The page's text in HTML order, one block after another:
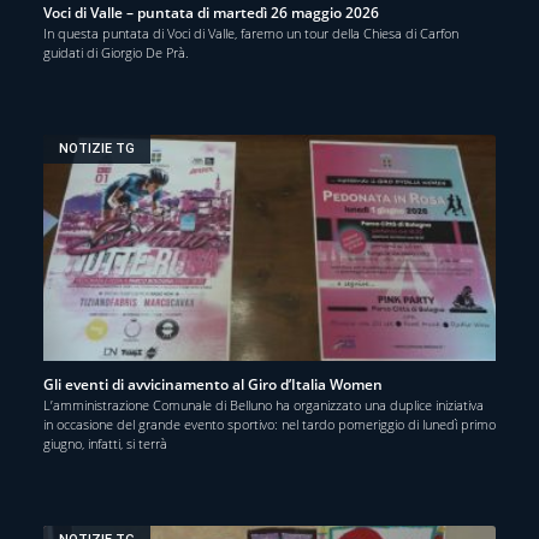
Voci di Valle – puntata di martedì 26 maggio 2026
In questa puntata di Voci di Valle, faremo un tour della Chiesa di Carfon
guidati di Giorgio De Prà.
NOTIZIE TG
Gli eventi di avvicinamento al Giro d’Italia Women
L’amministrazione Comunale di Belluno ha organizzato una duplice iniziativa
in occasione del grande evento sportivo: nel tardo pomeriggio di lunedì primo
giugno, infatti, si terrà